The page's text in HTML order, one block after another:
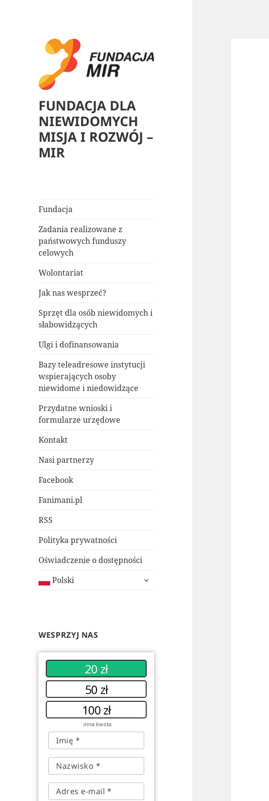
FUNDACJA DLA
NIEWIDOMYCH
MISJA I ROZWÓJ –
MIR
Fundacja
Zadania realizowane z
państwowych funduszy
celowych
Wolontariat
Jak nas wesprzeć?
Sprzęt dla osób niewidomych i
słabowidzących
Ulgi i dofinansowania
Bazy teleadresowe instytucji
wspierających osoby
niewidome i niedowidzące
Przydatne wnioski i
formularze urzędowe
Kontakt
Nasi partnerzy
Facebook
Fanimani.pl
RSS
Polityka prywatności
Oświadczenie o dostępności
Polski
rozwiń
WESPRZYJ NAS
20 zł
50 zł
100 zł
inna kwota